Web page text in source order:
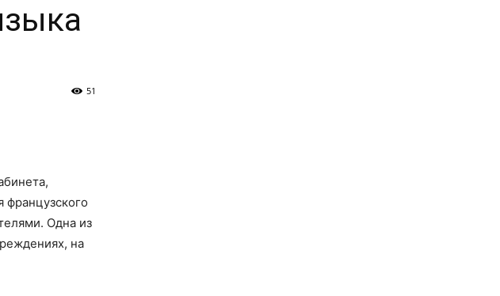
51
французского
Одна из
на